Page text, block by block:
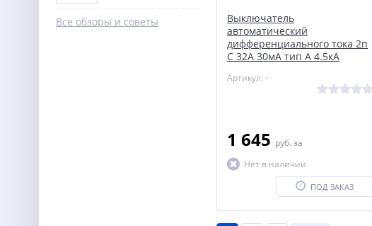
Все обзоры и советы
Выключатель
автоматический
дифференциального тока 2п
C 32А 30мА тип A 4.5кА
C-30
Артикул: -
1 645 руб. за
Нет в наличии
ПОД ЗАКАЗ